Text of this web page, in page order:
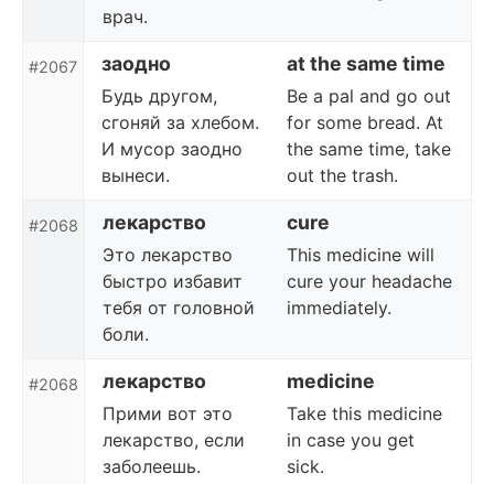
врач.
#2067 заодно at the same time
Будь другом,
сгоняй за хлебом.
И мусор заодно
вынеси.
Be a pal and go out
for some bread. At
the same time, take
out the trash.
#2068 лекарство cure
Это лекарство
быстро избавит
тебя от головной
боли.
This medicine will
cure your headache
immediately.
#2068 лекарство medicine
Прими вот это
лекарство, если
заболеешь.
Take this medicine
in case you get
sick.